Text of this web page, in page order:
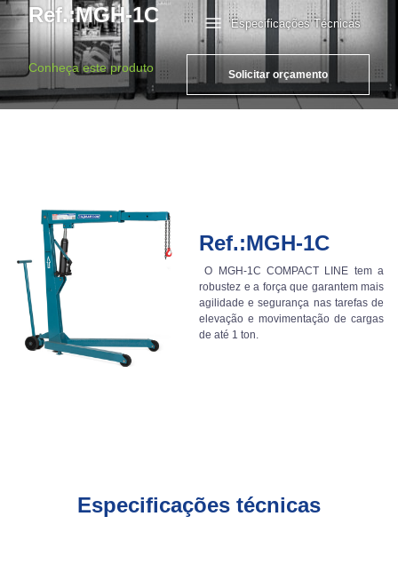
Ref.:MGH-1C
Especificações Técnicas
Conheça este produto Solicitar orçamento
Ref.:MGH-1C
O MGH-1C COMPACT LINE tem a
robustez e a força que garantem mais
agilidade e segurança nas tarefas de
elevação e movimentação de cargas
de até 1 ton.
Especificações técnicas